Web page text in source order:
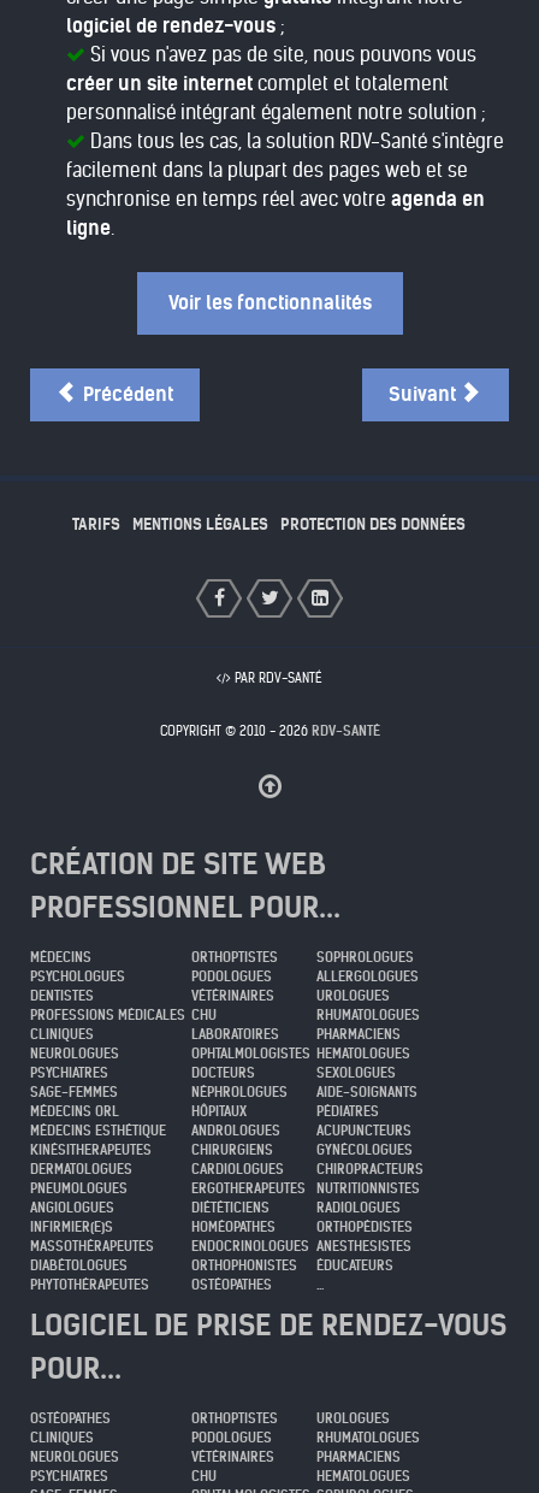
logiciel de rendez-vous ;
Si vous n'avez pas de site, nous pouvons vous
créer un site internet complet et totalement
personnalisé intégrant également notre solution ;
Dans tous les cas, la solution RDV-Santé s'intègre
facilement dans la plupart des pages web et se
synchronise en temps réel avec votre agenda en
ligne.
Voir les fonctionnalités
Précédent Suivant
TARIFS MENTIONS LÉGALES PROTECTION DES DONNÉES
PAR RDV-SANTÉ
COPYRIGHT © 2010 - 2026 RDV-SANTÉ
CRÉATION DE SITE WEB
PROFESSIONNEL POUR...
MÉDECINS
PSYCHOLOGUES
DENTISTES
PROFESSIONS MÉDICALES
CLINIQUES
NEUROLOGUES
PSYCHIATRES
SAGE-FEMMES
MÉDECINS ORL
MÉDECINS ESTHÉTIQUE
KINÉSITHERAPEUTES
DERMATOLOGUES
PNEUMOLOGUES
ANGIOLOGUES
INFIRMIER(E)S
MASSOTHÉRAPEUTES
DIABÉTOLOGUES
PHYTOTHÉRAPEUTES
ORTHOPTISTES
PODOLOGUES
VÉTÉRINAIRES
CHU
LABORATOIRES
OPHTALMOLOGISTES
DOCTEURS
NÉPHROLOGUES
HÔPITAUX
ANDROLOGUES
CHIRURGIENS
CARDIOLOGUES
ERGOTHERAPEUTES
DIÉTÉTICIENS
HOMÉOPATHES
ENDOCRINOLOGUES
ORTHOPHONISTES
OSTÉOPATHES
SOPHROLOGUES
ALLERGOLOGUES
UROLOGUES
RHUMATOLOGUES
PHARMACIENS
HEMATOLOGUES
SEXOLOGUES
AIDE-SOIGNANTS
PÉDIATRES
ACUPUNCTEURS
GYNÉCOLOGUES
CHIROPRACTEURS
NUTRITIONNISTES
RADIOLOGUES
ORTHOPÉDISTES
ANESTHESISTES
ÉDUCATEURS
...
LOGICIEL DE PRISE DE RENDEZ-VOUS
POUR...
OSTÉOPATHES
CLINIQUES
NEUROLOGUES
PSYCHIATRES
ORTHOPTISTES
PODOLOGUES
VÉTÉRINAIRES
CHU
UROLOGUES
RHUMATOLOGUES
PHARMACIENS
HEMATOLOGUES